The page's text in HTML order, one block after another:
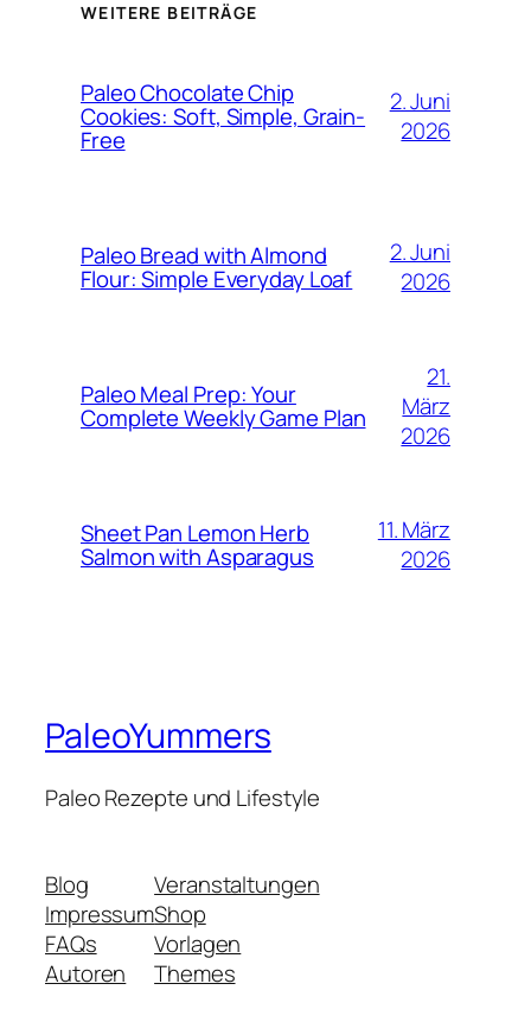
WEITERE BEITRÄGE
Paleo Chocolate Chip
Cookies: Soft, Simple, Grain-
Free
2. Juni
2026
Paleo Bread with Almond
Flour: Simple Everyday Loaf
2. Juni
2026
Paleo Meal Prep: Your
Complete Weekly Game Plan
21.
März
2026
Sheet Pan Lemon Herb
Salmon with Asparagus
11. März
2026
PaleoYummers
Paleo Rezepte und Lifestyle
Blog
Impressum
FAQs
Autoren
Veranstaltungen
Shop
Vorlagen
Themes